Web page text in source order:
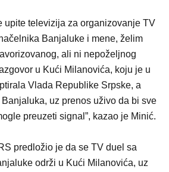
upite televizija za organizovanje TV
Banjaluke i mene, želim
ali ni nepoželjnog
u Kući Milanovića, koju je u
Vlada Republike Srpske, a
uz prenos uživo da bi sve
preuzeti signal”, kazao je Minić.
predložio je da se TV duel sa
održi u Kući Milanovića, uz